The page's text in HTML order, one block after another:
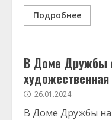
Подробнее
В Доме Дружбы
26.01.2024
В Доме Дружбы